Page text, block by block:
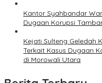
Kantor Syahbandar
Dugaan Korupsi
Kejati Sulteng Geledah
Terkait Kasus Dugaan
di Morowali Utara